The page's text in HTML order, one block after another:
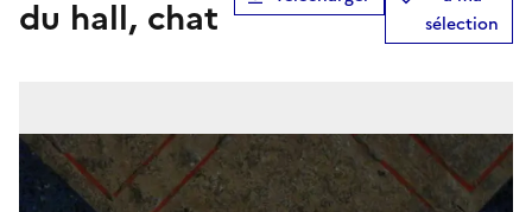
du hall, chat
sélection